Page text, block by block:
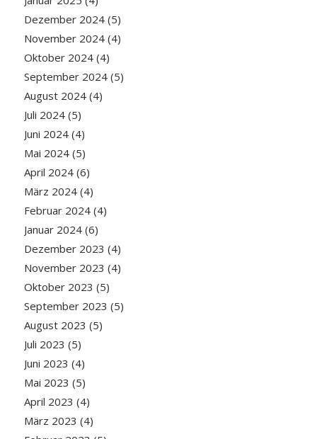
Dezember 2024(5)
November 2024(4)
Oktober 2024(4)
September 2024(5)
August 2024(4)
Juli 2024(5)
Juni 2024(4)
Mai 2024(5)
April 2024(6)
März 2024(4)
Februar 2024(4)
Januar 2024(6)
Dezember 2023 (4)
November 2023 (4)
Oktober 2023 (5)
September 2023 (5)
August 2023 (5)
Juli 2023 (5)
Juni 2023 (4)
Mai 2023 (5)
April 2023 (4)
März 2023 (4)